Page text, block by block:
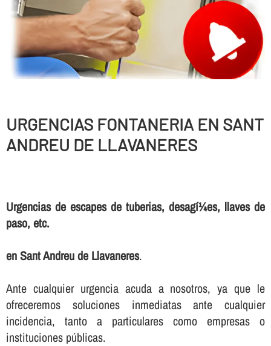
URGENCIAS FONTANERIA EN SANT
ANDREU DE LLAVANERES
Urgencias de escapes de tuberias, desagí¼es, llaves de
paso, etc.
en Sant Andreu de Llavaneres.
Ante cualquier urgencia acuda a nosotros, ya que le
ofreceremos soluciones inmediatas ante cualquier
incidencia, tanto a particulares como empresas o
instituciones públicas.